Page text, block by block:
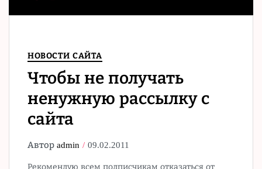
НОВОСТИ САЙТА
Чтобы не получать
ненужную рассылку с
сайта
Авторadmin 09.02.2011
Рекомендую всем подписчикам отказаться от